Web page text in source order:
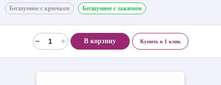
Бесшумное с крючком Бесшумное с зажимом
В корзину Купить в 1 клик